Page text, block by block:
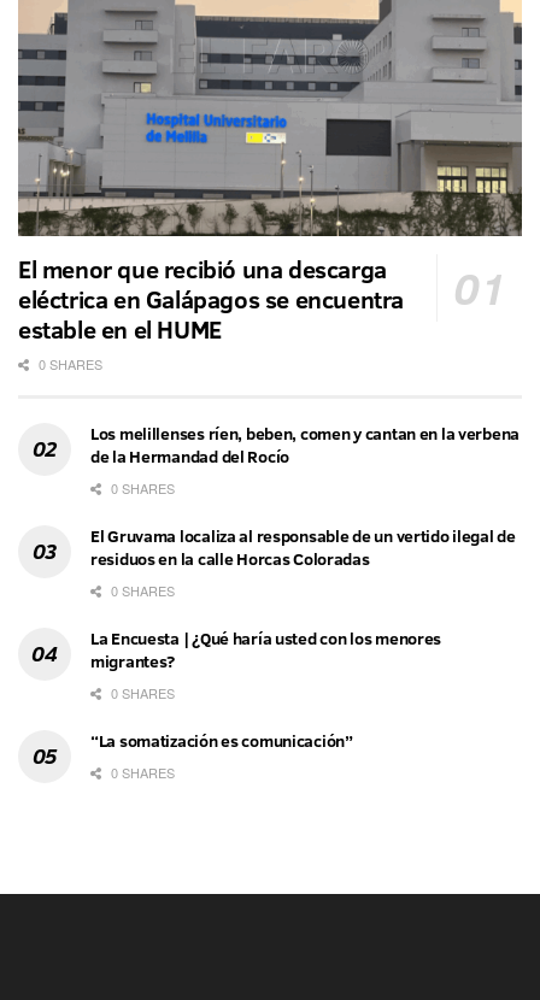
El menor que recibió una descarga
eléctrica en Galápagos se encuentra
estable en el HUME
0 SHARES
Los melillenses ríen, beben, comen y cantan en la verbena
de la Hermandad del Rocío
0 SHARES
El Gruvama localiza al responsable de un vertido ilegal de
residuos en la calle Horcas Coloradas
0 SHARES
La Encuesta | ¿Qué haría usted con los menores
migrantes?
0 SHARES
“La somatización es comunicación”
0 SHARES